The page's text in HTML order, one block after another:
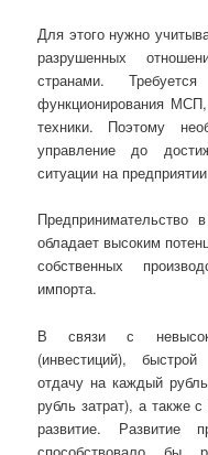
Для этого нужно
разрушенных
странами.
функционирования
техники. Поэтому
управление до
ситуации на
обладает высоким
собственных
импорта.
В связи с
(инвестиций),
отдачу на каждый
рубль затрат), а также
развитие. Развитие
способствовало бы